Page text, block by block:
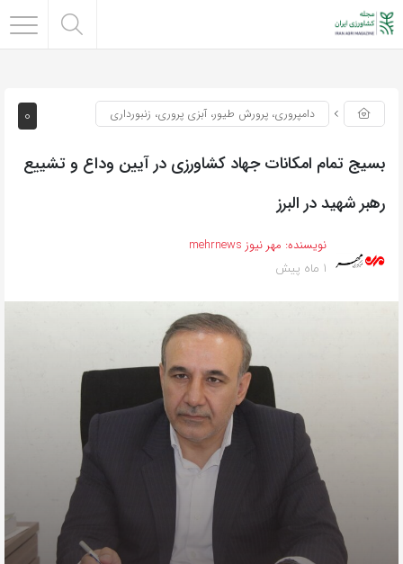
0 دامپروری، پرورش طیور، آبزی پروری، زنبورداری
بسیج تمام امکانات جهاد کشاورزی در آیین وداع و تشییع
رهبر شهید در البرز
نویسنده: مهر نیوز mehrnews
1 ماه پیش